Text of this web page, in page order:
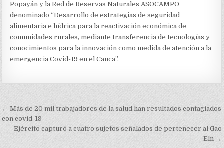
Popayán y la Red de Reservas Naturales ASOCAMPO
denominado “Desarrollo de estrategias de seguridad
alimentaria e hídrica para la reactivación económica de
comunidades rurales, mediante transferencia de tecnologías y
conocimientos para la innovación como medida de atención a la
emergencia Covid-19 en el Cauca”.
Navegación
de
entradas
← Más de 20 mil trabajadores de la salud han resultados contagiados
con covid-19
Ejército capturó a cuatro sujetos señalados de pertenecer al Gao
Eln →